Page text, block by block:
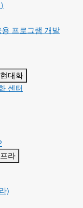
프로그램 개발
대화
센터
라
)